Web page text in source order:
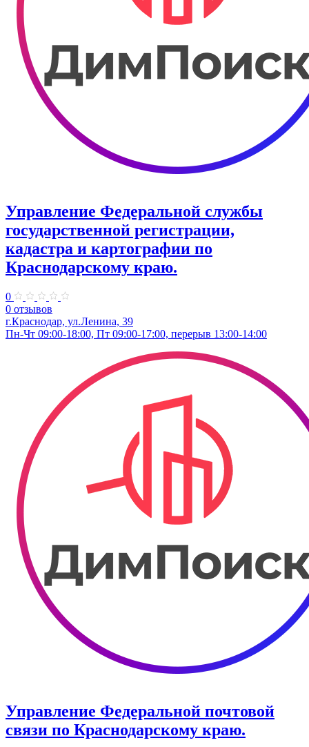
Управление Федеральной службы
государственной регистрации,
кадастра и картографии по
Краснодарскому краю.
0
0 отзывов
г.Краснодар, ул.​Ленина, 39
Пн-Чт 09:00-18:00, Пт 09:00-17:00, перерыв 13:00-14:00
Управление Федеральной почтовой
связи по Краснодарскому краю.